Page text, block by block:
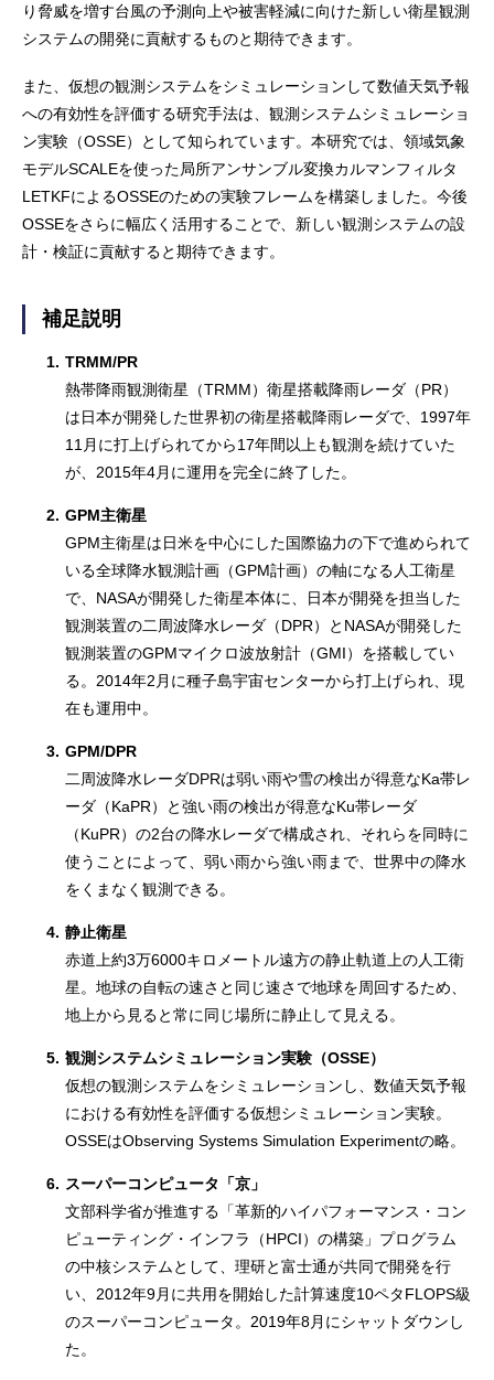
り脅威を増す台風の予測向上や被害軽減に向けた新しい衛星観測
システムの開発に貢献するものと期待できます。
また、仮想の観測システムをシミュレーションして数値天気予報
への有効性を評価する研究手法は、観測システムシミュレーショ
ン実験（OSSE）として知られています。本研究では、領域気象
モデルSCALEを使った局所アンサンブル変換カルマンフィルタ
LETKFによるOSSEのための実験フレームを構築しました。今後
OSSEをさらに幅広く活用することで、新しい観測システムの設
計・検証に貢献すると期待できます。
補足説明
1. TRMM/PR
熱帯降雨観測衛星（TRMM）衛星搭載降雨レーダ（PR）
は日本が開発した世界初の衛星搭載降雨レーダで、1997年
11月に打上げられてから17年間以上も観測を続けていた
が、2015年4月に運用を完全に終了した。
2. GPM主衛星
GPM主衛星は日米を中心にした国際協力の下で進められて
いる全球降水観測計画（GPM計画）の軸になる人工衛星
で、NASAが開発した衛星本体に、日本が開発を担当した
観測装置の二周波降水レーダ（DPR）とNASAが開発した
観測装置のGPMマイクロ波放射計（GMI）を搭載してい
る。2014年2月に種子島宇宙センターから打上げられ、現
在も運用中。
3. GPM/DPR
二周波降水レーダDPRは弱い雨や雪の検出が得意なKa帯レ
ーダ（KaPR）と強い雨の検出が得意なKu帯レーダ
（KuPR）の2台の降水レーダで構成され、それらを同時に
使うことによって、弱い雨から強い雨まで、世界中の降水
をくまなく観測できる。
4. 静止衛星
赤道上約3万6000キロメートル遠方の静止軌道上の人工衛
星。地球の自転の速さと同じ速さで地球を周回するため、
地上から見ると常に同じ場所に静止して見える。
5. 観測システムシミュレーション実験（OSSE）
仮想の観測システムをシミュレーションし、数値天気予報
における有効性を評価する仮想シミュレーション実験。
OSSEはObserving Systems Simulation Experimentの略。
6. スーパーコンピュータ「京」
文部科学省が推進する「革新的ハイパフォーマンス・コン
ピューティング・インフラ（HPCI）の構築」プログラム
の中核システムとして、理研と富士通が共同で開発を行
い、2012年9月に共用を開始した計算速度10ペタFLOPS級
のスーパーコンピュータ。2019年8月にシャットダウンし
た。